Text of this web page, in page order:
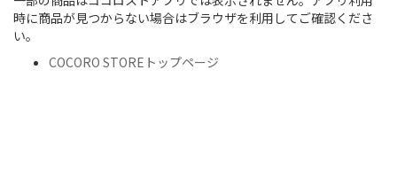
時に商品が見つからない場合はブラウザを利用してご確認くださ
い。
COCORO STOREトップページ